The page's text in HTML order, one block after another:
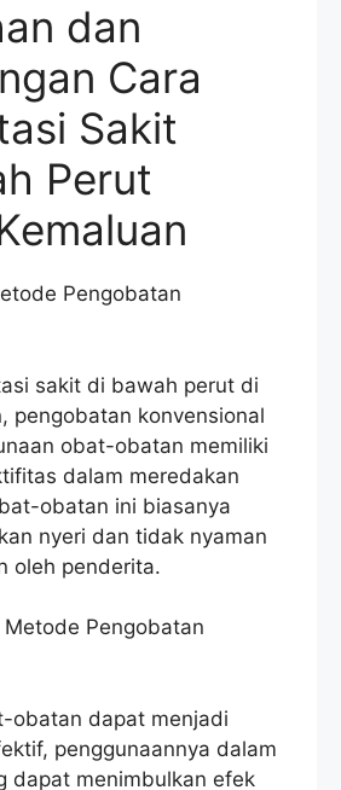
dan
Cara
Sakit
Perut
Pengobatan
sakit di bawah perut di
pengobatan konvensional
obat-obatan memiliki
dalam meredakan
obatan ini biasanya
nyeri dan tidak nyaman
oleh penderita.
Metode Pengobatan
obatan dapat menjadi
penggunaannya dalam
dapat menimbulkan efek